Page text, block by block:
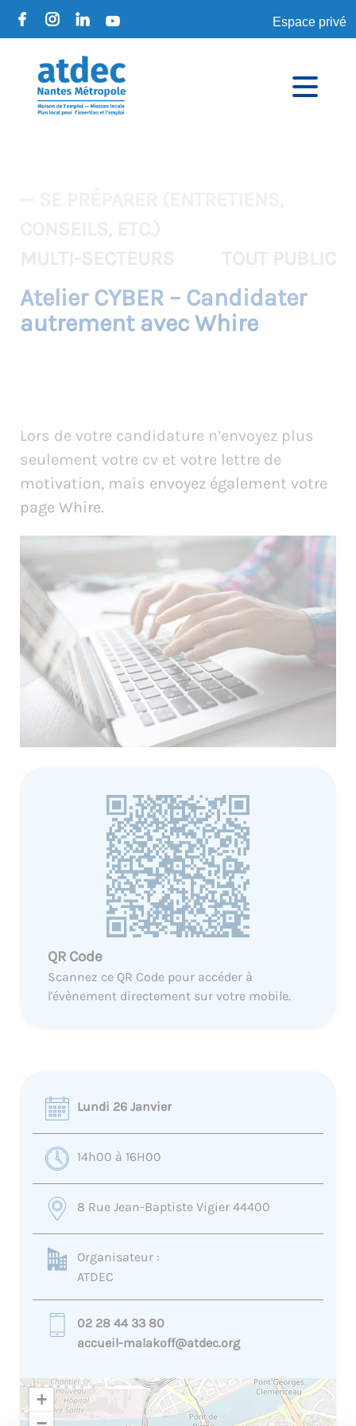
Espace privé
Atelier CYBER – Candidater
autrement avec Whire
Lors de votre candidature n’envoyez plus
seulement votre cv et votre lettre de
motivation, mais envoyez également votre
page Whire.
QR Code
Scannez ce QR Code pour accéder à
l'évènement directement sur votre mobile.
Lundi 26 Janvier
14h00 à 16H00
8 Rue Jean-Baptiste Vigier 44400
Organisateur :
ATDEC
02 28 44 33 80
accueil-malakoff@atdec.org
+